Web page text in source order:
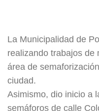
La Municipalidad de
realizando trabajos de
área de
ciudad.
Asimismo, dio inicio a
semáforos de calle